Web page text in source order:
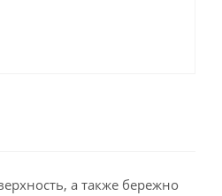
а также бережно